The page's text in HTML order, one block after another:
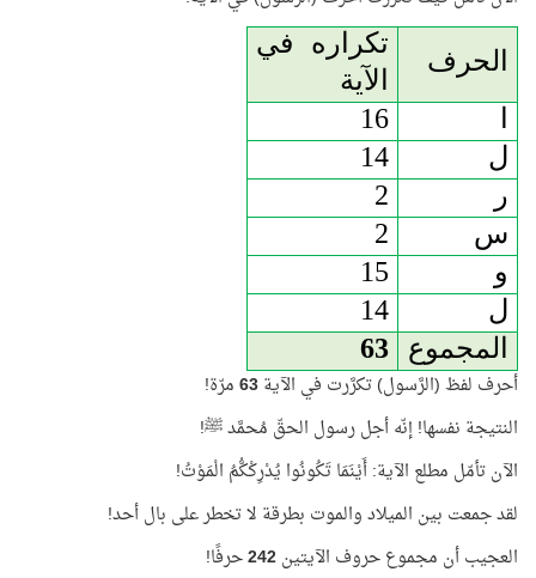
الحرف
تكراره في
الآية
16
ل
14
ر
2
س
2
و
15
ل
14
المجموع
63
أحرف لفظ (الرَّسول) تكرَّرت في الآية63مرّة!
النتيجة نفسها! إنّه أجل رسول الحقّ مُحمَّد ﷺ!
الآن تأمّل مطلع الآية: أَيْنَمَا تَكُونُوا يُدْرِكْكُّمُ الْمَوْتُ!
لقد جمعت بين الميلاد والموت بطرقة لا تخطر على بال أحد!
العجيب أن مجموع حروف الآيتين242حرفًا!